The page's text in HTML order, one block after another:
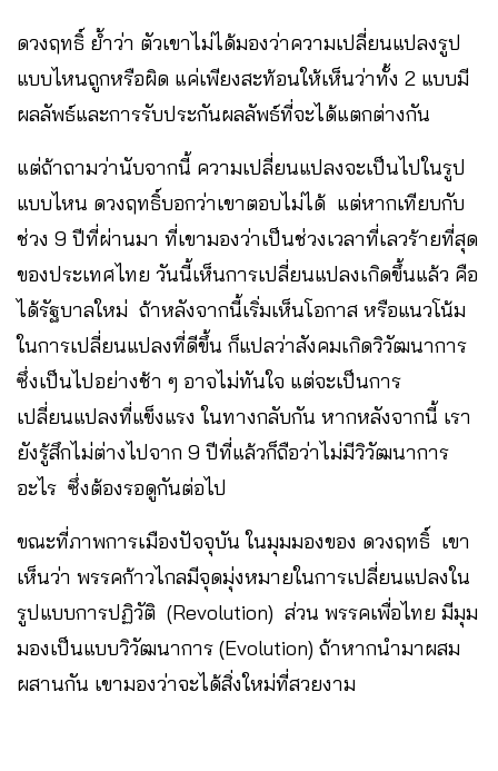
ดวงฤทธิ์ ย้ำว่า ตัวเขาไม่ได้มองว่าความเปลี่ยนแปลงรูป
แบบไหนถูกหรือผิด แค่เพียงสะท้อนให้เห็นว่าทั้ง 2 แบบมี
ผลลัพธ์และการรับประกันผลลัพธ์ที่จะได้แตกต่างกัน
แต่ถ้าถามว่านับจากนี้ ความเปลี่ยนแปลงจะเป็นไปในรูป
แบบไหน ดวงฤทธิ์บอกว่าเขาตอบไม่ได้ แต่หากเทียบกับ
ช่วง 9 ปีที่ผ่านมา ที่เขามองว่าเป็นช่วงเวลาที่เลวร้ายที่สุด
ของประเทศไทย วันนี้เห็นการเปลี่ยนแปลงเกิดขึ้นแล้ว คือ
ได้รัฐบาลใหม่ ถ้าหลังจากนี้เริ่มเห็นโอกาส หรือแนวโน้ม
ในการเปลี่ยนแปลงที่ดีขึ้น ก็แปลว่าสังคมเกิดวิวัฒนาการ
ซึ่งเป็นไปอย่างช้า ๆ อาจไม่ทันใจ แต่จะเป็นการ
เปลี่ยนแปลงที่แข็งแรง ในทางกลับกัน หากหลังจากนี้ เรา
ยังรู้สึกไม่ต่างไปจาก 9 ปีที่แล้วก็ถือว่าไม่มีวิวัฒนาการ
อะไร ซึ่งต้องรอดูกันต่อไป
ขณะที่ภาพการเมืองปัจจุบัน ในมุมมองของ ดวงฤทธิ์ เขา
เห็นว่า พรรคก้าวไกลมีจุดมุ่งหมายในการเปลี่ยนแปลงใน
รูปแบบการปฏิวัติ (Revolution) ส่วน พรรคเพื่อไทย มีมุม
มองเป็นแบบวิวัฒนาการ (Evolution) ถ้าหากนำมาผสม
ผสานกัน เขามองว่าจะได้สิ่งใหม่ที่สวยงาม